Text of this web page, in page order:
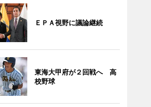
ＥＰＡ視野に議論継続
東海大甲府が２回戦へ 高
校野球